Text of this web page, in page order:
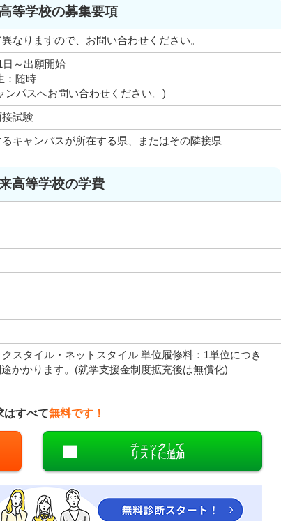
等学校の募集要項
なりますので、お問い合わせください。
日～出願開始
：随時
ンパスへお問い合わせください。)
試験
るキャンパスが所在する県、またはその隣接県
高等学校の学費
スタイル・ネットスタイル 単位履修料：1単位につき
かかります。(就学支援金制度拡充後は無償化)
はすべて無料です！
チェックして
リストに追加